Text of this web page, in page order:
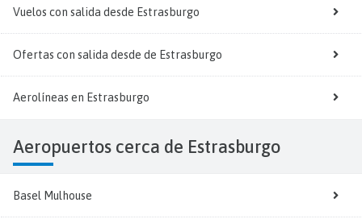
Vuelos con salida desde Estrasburgo
Ofertas con salida desde de Estrasburgo
Aerolíneas en Estrasburgo
Aeropuertos cerca de Estrasburgo
Basel Mulhouse